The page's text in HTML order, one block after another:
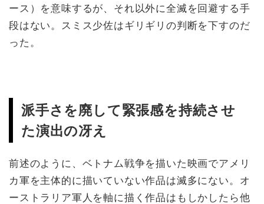
ース）を意味するが、それ以外に全滅を回避する手
段はない。スミス少佐はギリギリの判断を下すのだ
った。
派手さを廃して緊張感を持続させ
た演出の冴え
前述のように、ベトナム戦争を描いた映画でアメリ
カ軍を主体的に描いていない作品は滅多にない。オ
ーストラリア軍人を軸に描く作品はもしかしたら他